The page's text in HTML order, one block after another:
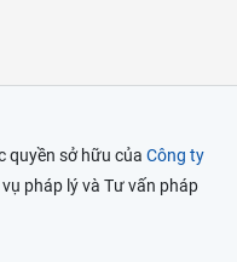
quyền sở hữu của Công ty
pháp lý và Tư vấn pháp